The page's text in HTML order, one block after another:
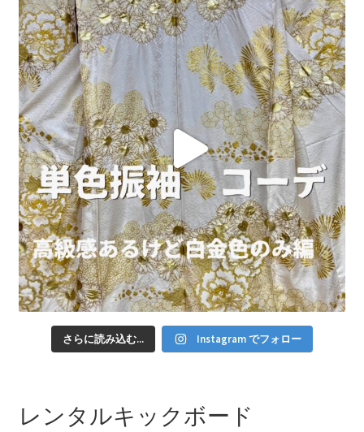
さらに読み込む... Instagram でフォロー
レンタルキックボード